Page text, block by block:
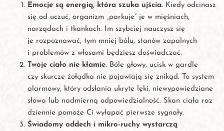
Emocje są energią, która szuka ujścia. Kiedy odcinasz
się od uczuć, organizm „parkuje” je w mięśniach,
narządach i tkankach. Im szybciej nauczysz się
je rozpoznawać, tym mniej bólu, stanów zapalnych
i problemów z włosami będziesz doświadczać.
Twoje ciało nie kłamie. Bóle głowy, ucisk w gardle
czy skurcze żołądka nie pojawiają się znikąd. To system
alarmowy, który odsłania ukryte lęki, niewypowiedziane
słowa lub nadmierną odpowiedzialność. Skan ciała raz
dziennie pomoże Ci wyłapać pierwsze sygnały.
Świadomy oddech i mikro-ruchy wystarczą